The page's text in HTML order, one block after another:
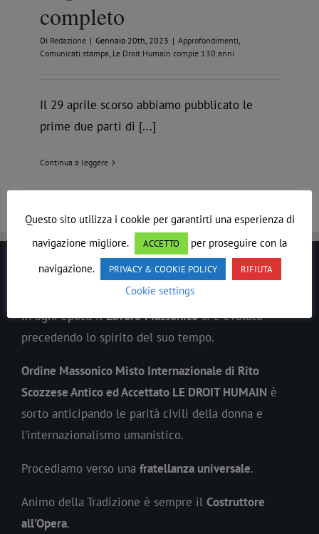
completo
Di Redazione | Gennaio 20th, 2023 | Approfondimenti,
Comunicati stampa, Le Droit Humain compie 130 anni
Il 29 aprile scorso abbiamo pubblicato le
prime due parti di [...]
Continua a leggere
LE DROIT HUMAIN
In ogni epoca ilLavoro Massonicosi è evoluto
precedendo lo spirito del suo tempo.
Ordine Massonico Misto Internazionale di Rito
Scozzese Antico ed Accettato LE DROIT HUMAIN è
sorto anticipando le parità civili della donna e
l’internazionalismo umanistico.
Procediamo verso una fratellanza universale.
Animo della Tradizione è sempre il Costruttore
all’Opera.
Questo sito utilizza i cookie per garantirti una esperienza di
navigazione migliore.
ACCETTO
per proseguire con la
navigazione.
PRIVACY & COOKIE POLICY RIFIUTA
Cookie settings